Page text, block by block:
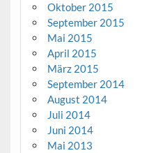
Oktober 2015
September 2015
Mai 2015
April 2015
März 2015
September 2014
August 2014
Juli 2014
Juni 2014
Mai 2013